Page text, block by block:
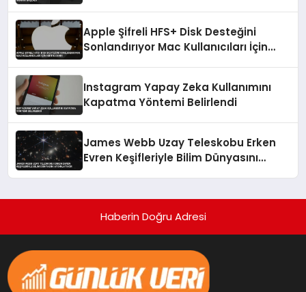
Apple Şifreli HFS+ Disk Desteğini
Sonlandırıyor Mac Kullanıcıları İçin
Instagram Yapay Zeka Kullanımını
Kapatma Yöntemi Belirlendi
James Webb Uzay Teleskobu Erken
Evren Keşifleriyle Bilim Dünyasını
Haberin Doğru Adresi